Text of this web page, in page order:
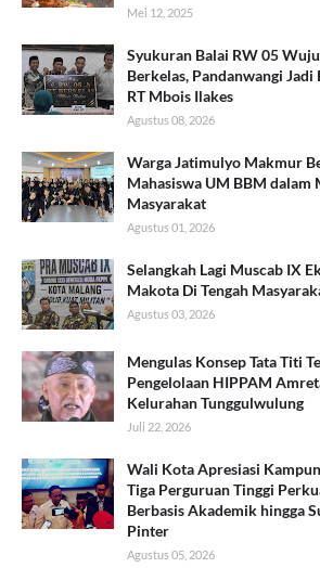
Mei 12, 2025
Syukuran Balai RW 05
Berkelas, Pandanwangi
RT Mbois Ilakes
Agustus 08, 2026
Warga Jatimulyo Makmur
Mahasiswa UM BBM dalam
Masyarakat
Agustus 01, 2026
Selangkah Lagi Muscab IX
Makota Di Tengah
Agustus 03, 2026
​Mengulas Konsep Tata Titi
Pengelolaan HIPPAM
Kelurahan Tunggulwulung
Juli 22, 2026
Wali Kota Apresiasi
Tiga Perguruan Tinggi
Berbasis Akademik hingga
Pinter
Agustus 05, 2026